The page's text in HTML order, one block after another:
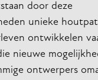
door deze
unieke
ontwikkelen
nieuwe
ontwerpers